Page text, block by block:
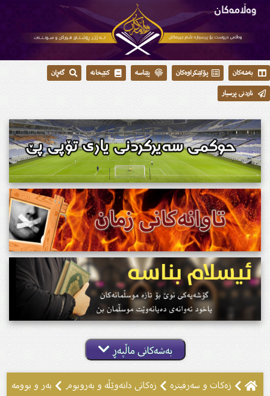
بەشەکان پۆلێنکراوەکان پێناسە کتێبخانە
گەڕان
ناردنی پرسیار
بەشەکانی ماڵپەڕ
زەکات و سەرفیترە زەکاتى دانەوێڵە و بەروبوم
بەر و بوومه